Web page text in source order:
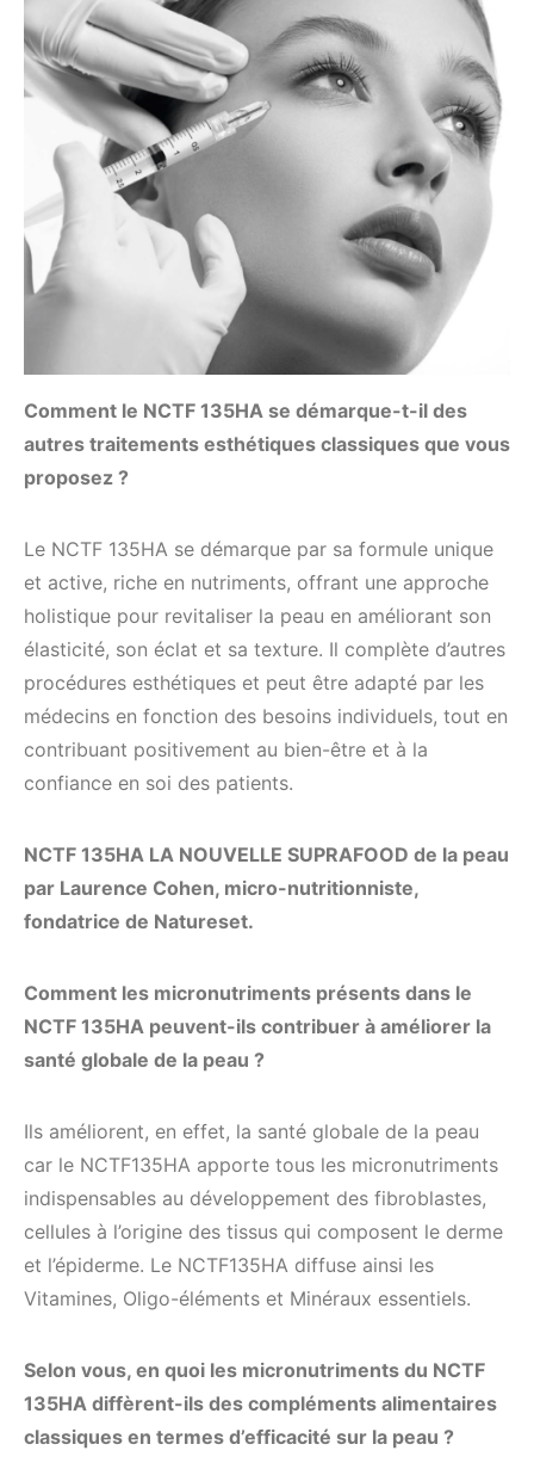
Comment le NCTF 135HA se démarque-t-il des
autres traitements esthétiques classiques que vous
proposez ?
Le NCTF 135HA se démarque par sa formule unique
et active, riche en nutriments, offrant une approche
holistique pour revitaliser la peau en améliorant son
élasticité, son éclat et sa texture. Il complète d’autres
procédures esthétiques et peut être adapté par les
médecins en fonction des besoins individuels, tout en
contribuant positivement au bien-être et à la
confiance en soi des patients.
NCTF 135HA LA NOUVELLE SUPRAFOOD de la peau
par Laurence Cohen, micro-nutritionniste,
fondatrice de Natureset.
Comment les micronutriments présents dans le
NCTF 135HA peuvent-ils contribuer à améliorer la
santé globale de la peau ?
Ils améliorent, en effet, la santé globale de la peau
car le NCTF135HA apporte tous les micronutriments
indispensables au développement des fibroblastes,
cellules à l’origine des tissus qui composent le derme
et l’épiderme. Le NCTF135HA diffuse ainsi les
Vitamines, Oligo-éléments et Minéraux essentiels.
Selon vous, en quoi les micronutriments du NCTF
135HA diffèrent-ils des compléments alimentaires
classiques en termes d’efficacité sur la peau ?